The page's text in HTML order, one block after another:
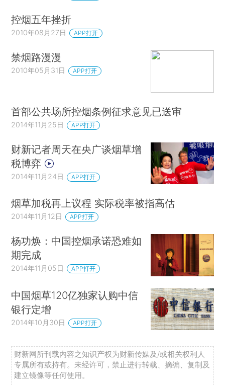
控烟五年挫折
2010年08月27日 APP打开
禁烟路漫漫
2010年05月31日 APP打开
首部公共场所控烟条例征求意见已送审
2014年11月25日 APP打开
财新记者周天在央广谈烟草增
税博弈
2014年11月24日 APP打开
烟草加税再上议程 实际税率被指高估
2014年11月12日 APP打开
杨功焕：中国控烟承诺恐难如
期完成
2014年11月05日 APP打开
中国烟草120亿独家认购中信
银行定增
2014年10月30日 APP打开
财新网所刊载内容之知识产权为财新传媒及/或相关权利人
专属所有或持有。未经许可，禁止进行转载、摘编、复制及
建立镜像等任何使用。